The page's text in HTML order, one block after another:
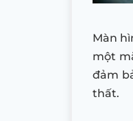
Màn
một
đảm
thất.